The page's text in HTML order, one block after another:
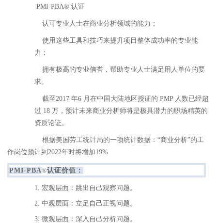
PMI-PBA® 认证
认可专业人士在商业分析领域的能力；
使用这些工具和技巧来提升项目整体成功率的专业能
力；
拥有极高的专业信誉，帮助专业人士满足用人单位的要
求。
截至2017 年6 月在中国大陆地区授证的 PMP 人数已经超
过 18 万，预计未来商业分析师将是极具潜力的职场精英的
资质论证。
根据美国劳工统计局的一项统计数据：“商业分析”的工
作岗位预计到2022年时将增加19%
PMI-PBA®认证价值：
1. 宏观层面：跳出自己观察问题。
2. 中观层面：立足自己正视问题。
3. 微观层面：深入自己分析问题。